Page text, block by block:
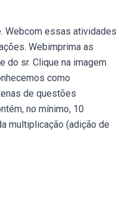
Webcom essas atividades
Webimprima as
do sr. Clique na imagem
como
de questões
no mínimo, 10
multiplicação (adição de